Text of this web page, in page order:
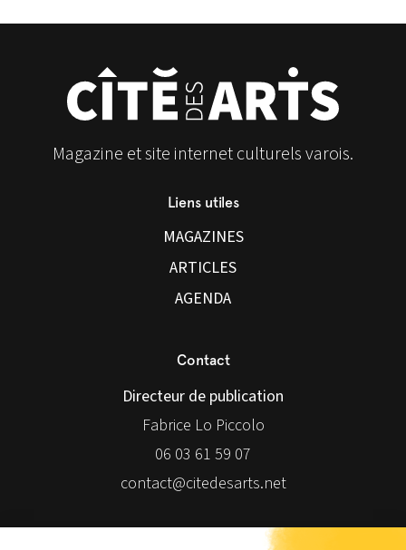
Magazine et site internet culturels varois.
Liens utiles
MAGAZINES
ARTICLES
AGENDA
Contact
Directeur de publication
Fabrice Lo Piccolo
06 03 61 59 07
contact@citedesarts.net